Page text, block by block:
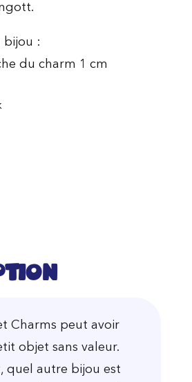
bijou :
du charm 1 cm
Charms peut avoir
objet sans valeur.
quel autre bijou est